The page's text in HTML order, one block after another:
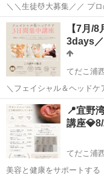
＼＼生徒💆大募集／／ プロのエステティシャンを目指しませんか？ ✨
・エステティシャンになり
・手に職をつけたい！ そんなあなたの想いを、私たちラフィーユアカ
デミ...
沖縄 宜野湾市 て
【7月/
3days
てだこ浦
＼フェイシャル＆ヘッドケア
「手に職をつけたい」 「家
沖縄 宜野湾市 て
📍宜野
講座
てだこ浦
美容と健康をサポートす